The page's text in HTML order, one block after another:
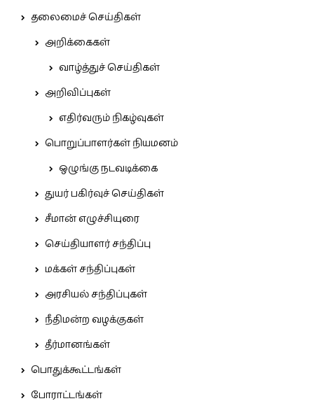
தலைமைச் செய்திகள்
அறிக்கைகள்
வாழ்த்துச் செய்திகள்
அறிவிப்புகள்
எதிர்வரும் நிகழ்வுகள்
பொறுப்பாளர்கள் நியமனம்
ஒழுங்கு நடவடிக்கை
துயர் பகிர்வுச் செய்திகள்
சீமான் எழுச்சியுரை
செய்தியாளர் சந்திப்பு
மக்கள் சந்திப்புகள்
அரசியல் சந்திப்புகள்
நீதிமன்ற வழக்குகள்
தீர்மானங்கள்
பொதுக்கூட்டங்கள்
போராட்டங்கள்